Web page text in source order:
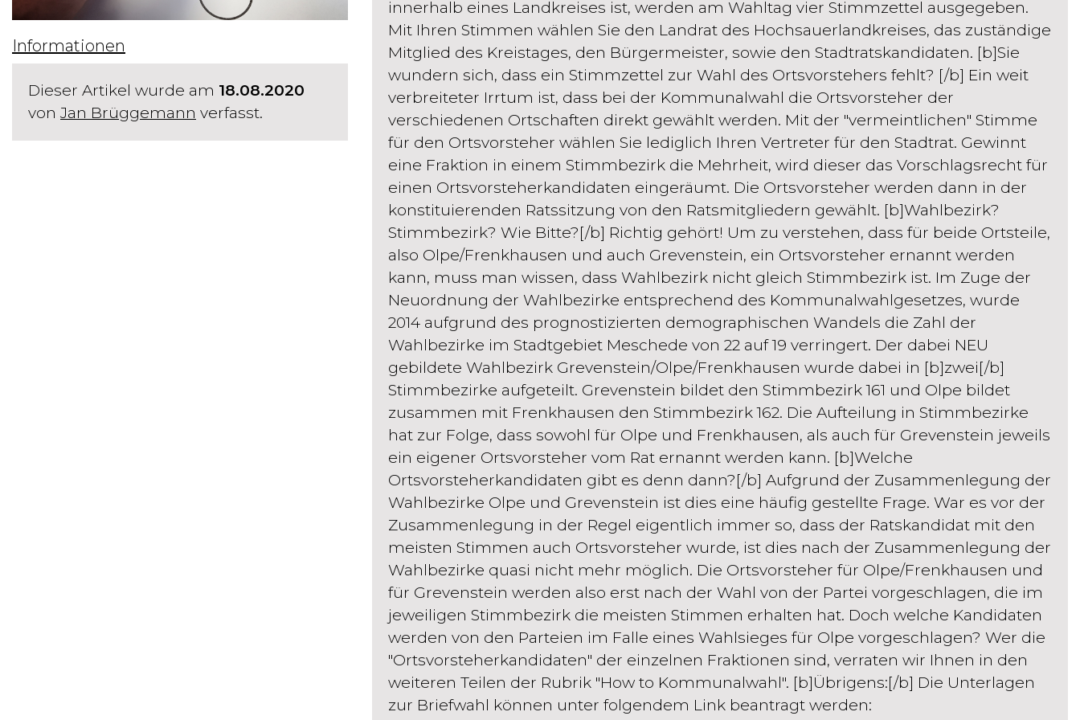
innerhalb eines Landkreises ist, werden am Wahltag vier Stimmzettel ausgegeben.
Mit Ihren Stimmen wählen Sie den Landrat des Hochsauerlandkreises, das zuständige
Mitglied des Kreistages, den Bürgermeister, sowie den Stadtratskandidaten. [b]Sie
wundern sich, dass ein Stimmzettel zur Wahl des Ortsvorstehers fehlt? [/b] Ein weit
verbreiteter Irrtum ist, dass bei der Kommunalwahl die Ortsvorsteher der
verschiedenen Ortschaften direkt gewählt werden. Mit der "vermeintlichen" Stimme
für den Ortsvorsteher wählen Sie lediglich Ihren Vertreter für den Stadtrat. Gewinnt
eine Fraktion in einem Stimmbezirk die Mehrheit, wird dieser das Vorschlagsrecht für
einen Ortsvorsteherkandidaten eingeräumt. Die Ortsvorsteher werden dann in der
konstituierenden Ratssitzung von den Ratsmitgliedern gewählt. [b]Wahlbezirk?
Stimmbezirk? Wie Bitte?[/b] Richtig gehört! Um zu verstehen, dass für beide Ortsteile,
also Olpe/Frenkhausen und auch Grevenstein, ein Ortsvorsteher ernannt werden
kann, muss man wissen, dass Wahlbezirk nicht gleich Stimmbezirk ist. Im Zuge der
Neuordnung der Wahlbezirke entsprechend des Kommunalwahlgesetzes, wurde
2014 aufgrund des prognostizierten demographischen Wandels die Zahl der
Wahlbezirke im Stadtgebiet Meschede von 22 auf 19 verringert. Der dabei NEU
gebildete Wahlbezirk Grevenstein/Olpe/Frenkhausen wurde dabei in [b]zwei[/b]
Stimmbezirke aufgeteilt. Grevenstein bildet den Stimmbezirk 161 und Olpe bildet
zusammen mit Frenkhausen den Stimmbezirk 162. Die Aufteilung in Stimmbezirke
hat zur Folge, dass sowohl für Olpe und Frenkhausen, als auch für Grevenstein jeweils
ein eigener Ortsvorsteher vom Rat ernannt werden kann. [b]Welche
Ortsvorsteherkandidaten gibt es denn dann?[/b] Aufgrund der Zusammenlegung der
Wahlbezirke Olpe und Grevenstein ist dies eine häufig gestellte Frage. War es vor der
Zusammenlegung in der Regel eigentlich immer so, dass der Ratskandidat mit den
meisten Stimmen auch Ortsvorsteher wurde, ist dies nach der Zusammenlegung der
Wahlbezirke quasi nicht mehr möglich. Die Ortsvorsteher für Olpe/Frenkhausen und
für Grevenstein werden also erst nach der Wahl von der Partei vorgeschlagen, die im
jeweiligen Stimmbezirk die meisten Stimmen erhalten hat. Doch welche Kandidaten
werden von den Parteien im Falle eines Wahlsieges für Olpe vorgeschlagen? Wer die
"Ortsvorsteherkandidaten" der einzelnen Fraktionen sind, verraten wir Ihnen in den
weiteren Teilen der Rubrik "How to Kommunalwahl". [b]Übrigens:[/b] Die Unterlagen
zur Briefwahl können unter folgendem Link beantragt werden:
Informationen
Dieser Artikel wurde am 18.08.2020
von Jan Brüggemann verfasst.